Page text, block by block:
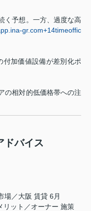
く予想。一方、過度な高
gr.com+14timeoffic
付加価値設備が差別化ポ
の相対的低価格帯への注
バイス
／大阪 賃貸 6月
リット／オーナー 施策